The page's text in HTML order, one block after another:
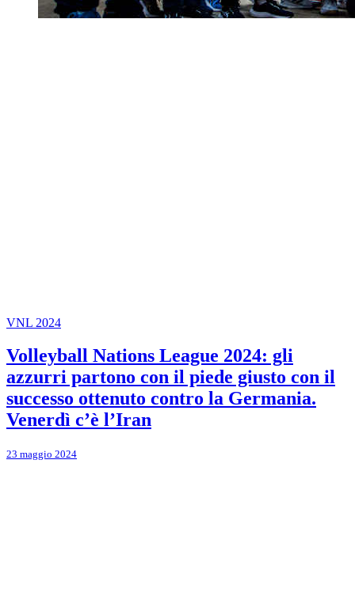
VNL 2024
Volleyball Nations League 2024: gli
azzurri partono con il piede giusto con il
successo ottenuto contro la Germania.
Venerdì c’è l’Iran
23 maggio 2024